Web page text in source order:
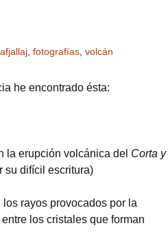
fotografías volcán
he encontrado ésta:
la erupción volcánica del Corta y
su difícil escritura)
rayos provocados por la
los cristales que forman